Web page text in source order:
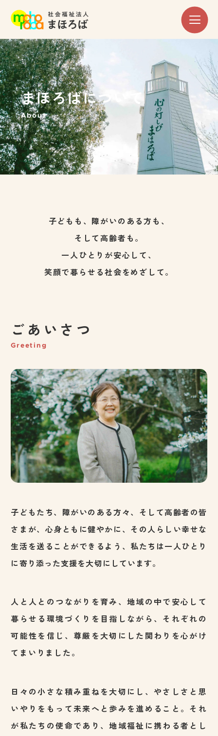
まほろばについて
About
子どもも、障がいのある方も、
そして高齢者も。
一人ひとりが安心して、
笑顔で暮らせる社会をめざして。
ごあいさつ
Greeting
子どもたち、障がいのある方々、そして高齢者の皆
さまが、心身ともに健やかに、その人らしい幸せな
生活を送ることができるよう、私たちは一人ひとり
に寄り添った支援を大切にしています。
人と人とのつながりを育み、地域の中で安心して
暮らせる環境づくりを目指しながら、それぞれの
可能性を信じ、尊厳を大切にした関わりを心がけ
てまいりました。
日々の小さな積み重ねを大切にし、やさしさと思
いやりをもって未来へと歩みを進めること。それ
が私たちの使命であり、地域福祉に携わる者とし